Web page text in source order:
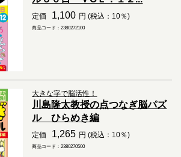
定価 1,100 円 (税込：10％)
商品コード：2380272100
大きな字で脳活性！
川島隆太教授の点つなぎ脳パズ
ル ひらめき編
定価 1,265 円 (税込：10％)
商品コード：2380270500